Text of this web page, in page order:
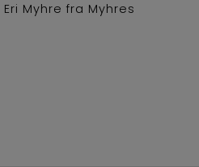
Myhre fra Myhres